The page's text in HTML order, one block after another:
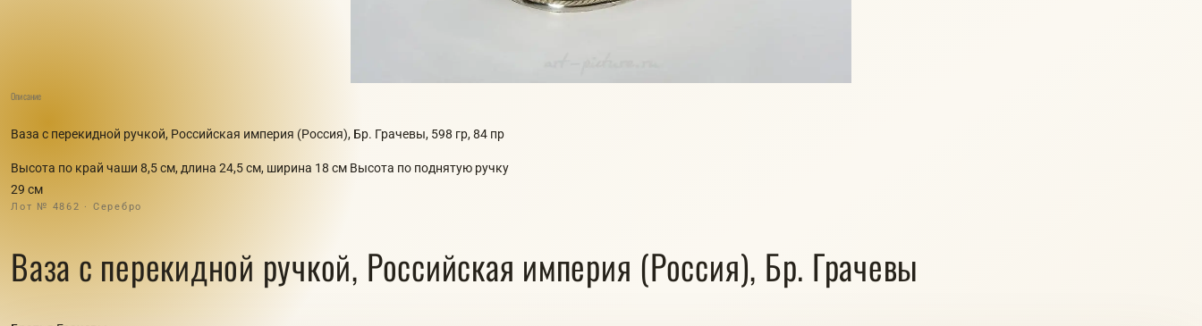
Описание
Ваза с перекидной ручкой, Российская империя (Россия), Бр. Грачевы, 598 гр, 84 пр
Высота по край чаши 8,5 см, длина 24,5 см, ширина 18 см Высота по поднятую ручку
29 см
Лот № 4862 · Серебро
Ваза с перекидной ручкой, Российская империя (Россия), Бр. Грачевы